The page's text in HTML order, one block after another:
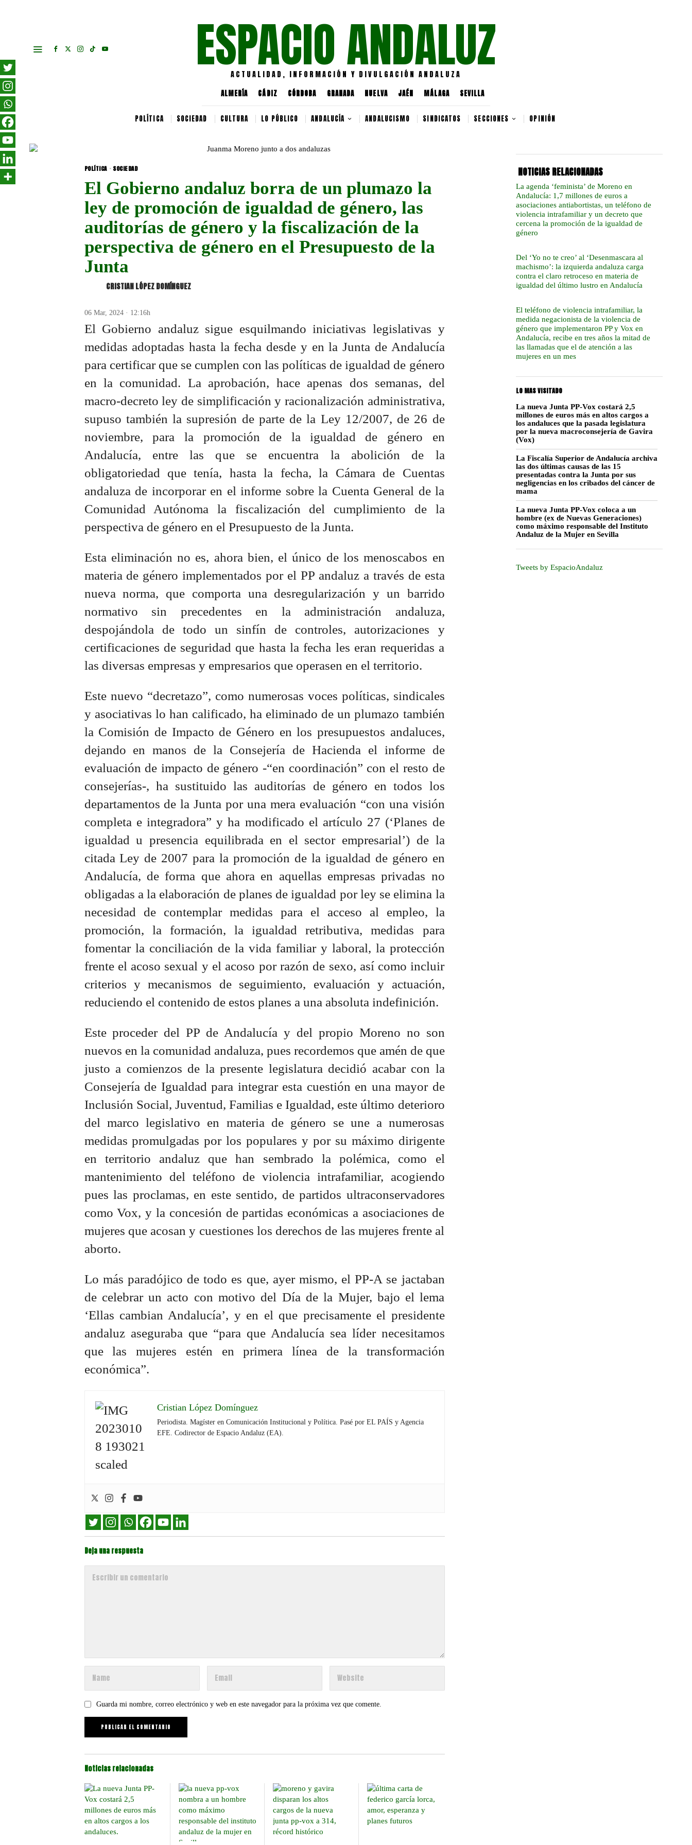
ESPACIO ANDALUZ
ACTUALIDAD, INFORMACIÓN Y DIVULGACIÓN ANDALUZA
ALMERÍA CÁDIZ CÓRDOBA GRANADA HUELVA JAÉN MÁLAGA SEVILLA
POLÍTICA SOCIEDAD CULTURA LO PÚBLICO ANDALUCÍA ANDALUCISMO SINDICATOS SECCIONES OPINIÓN
POLÍTICA · SOCIEDAD
El Gobierno andaluz borra de un plumazo la
ley de promoción de igualdad de género, las
auditorías de género y la fiscalización de la
perspectiva de género en el Presupuesto de la
Junta
CRISTIAN LÓPEZ DOMÍNGUEZ
06 Mar, 2024 · 12:16h
El Gobierno andaluz sigue esquilmando iniciativas legislativas y
medidas adoptadas hasta la fecha desde y en la Junta de Andalucía
para certificar que se cumplen con las políticas de igualdad de género
en la comunidad. La aprobación, hace apenas dos semanas, del
macro-decreto ley de simplificación y racionalización administrativa,
supuso también la supresión de parte de la Ley 12/2007, de 26 de
noviembre, para la promoción de la igualdad de género en
Andalucía, entre las que se encuentra la abolición de la
obligatoriedad que tenía, hasta la fecha, la Cámara de Cuentas
andaluza de incorporar en el informe sobre la Cuenta General de la
Comunidad Autónoma la fiscalización del cumplimiento de la
perspectiva de género en el Presupuesto de la Junta.
Esta eliminación no es, ahora bien, el único de los menoscabos en
materia de género implementados por el PP andaluz a través de esta
nueva norma, que comporta una desregularización y un barrido
normativo sin precedentes en la administración andaluza,
despojándola de todo un sinfín de controles, autorizaciones y
certificaciones de seguridad que hasta la fecha les eran requeridas a
las diversas empresas y empresarios que operasen en el territorio.
Este nuevo “decretazo”, como numerosas voces políticas, sindicales
y asociativas lo han calificado, ha eliminado de un plumazo también
la Comisión de Impacto de Género en los presupuestos andaluces,
dejando en manos de la Consejería de Hacienda el informe de
evaluación de impacto de género -“en coordinación” con el resto de
consejerías-, ha sustituido las auditorías de género en todos los
departamentos de la Junta por una mera evaluación “con una visión
completa e integradora” y ha modificado el artículo 27 (‘Planes de
igualdad u presencia equilibrada en el sector empresarial’) de la
citada Ley de 2007 para la promoción de la igualdad de género en
Andalucía, de forma que ahora en aquellas empresas privadas no
obligadas a la elaboración de planes de igualdad por ley se elimina la
necesidad de contemplar medidas para el acceso al empleo, la
promoción, la formación, la igualdad retributiva, medidas para
fomentar la conciliación de la vida familiar y laboral, la protección
frente el acoso sexual y el acoso por razón de sexo, así como incluir
criterios y mecanismos de seguimiento, evaluación y actuación,
reduciendo el contenido de estos planes a una absoluta indefinición.
Este proceder del PP de Andalucía y del propio Moreno no son
nuevos en la comunidad andaluza, pues recordemos que amén de que
justo a comienzos de la presente legislatura decidió acabar con la
Consejería de Igualdad para integrar esta cuestión en una mayor de
Inclusión Social, Juventud, Familias e Igualdad, este último deterioro
del marco legislativo en materia de género se une a numerosas
medidas promulgadas por los populares y por su máximo dirigente
en territorio andaluz que han sembrado la polémica, como el
mantenimiento del teléfono de violencia intrafamiliar, acogiendo
pues las proclamas, en este sentido, de partidos ultraconservadores
como Vox, y la concesión de partidas económicas a asociaciones de
mujeres que acosan y cuestiones los derechos de las mujeres frente al
aborto.
Lo más paradójico de todo es que, ayer mismo, el PP-A se jactaban
de celebrar un acto con motivo del Día de la Mujer, bajo el lema
‘Ellas cambian Andalucía’, y en el que precisamente el presidente
andaluz aseguraba que “para que Andalucía sea líder necesitamos
que las mujeres estén en primera línea de la transformación
económica”.
Cristian López Domínguez
Periodista. Magíster en Comunicación Institucional y Política. Pasé por EL PAÍS y Agencia
EFE. Codirector de Espacio Andaluz (EA).
Deja una respuesta
Guarda mi nombre, correo electrónico y web en este navegador para la próxima vez que comente.
Noticias relacionadas
NOTICIAS RELACIONADAS
La agenda ‘feminista’ de Moreno en
Andalucía: 1,7 millones de euros a
asociaciones antiabortistas, un teléfono de
violencia intrafamiliar y un decreto que
cercena la promoción de la igualdad de
género
Del ‘Yo no te creo’ al ‘Desenmascara al
machismo’: la izquierda andaluza carga
contra el claro retroceso en materia de
igualdad del último lustro en Andalucía
El teléfono de violencia intrafamiliar, la
medida negacionista de la violencia de
género que implementaron PP y Vox en
Andalucía, recibe en tres años la mitad de
las llamadas que el de atención a las
mujeres en un mes
LO MAS VISITADO
La nueva Junta PP-Vox costará 2,5
millones de euros más en altos cargos a
los andaluces que la pasada legislatura
por la nueva macroconsejería de Gavira
(Vox)
La Fiscalía Superior de Andalucía archiva
las dos últimas causas de las 15
presentadas contra la Junta por sus
negligencias en los cribados del cáncer de
mama
La nueva Junta PP-Vox coloca a un
hombre (ex de Nuevas Generaciones)
como máximo responsable del Instituto
Andaluz de la Mujer en Sevilla
Tweets by EspacioAndaluz